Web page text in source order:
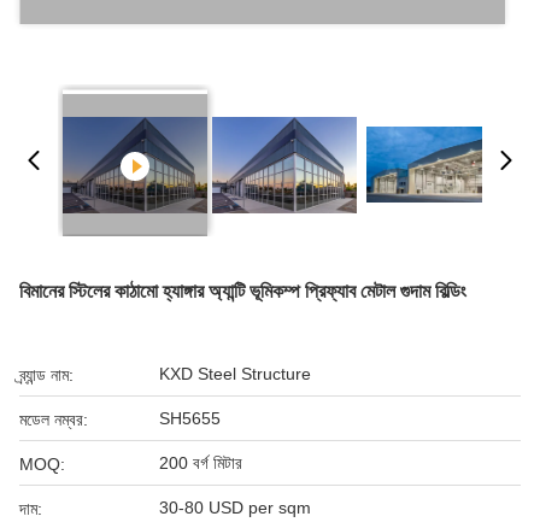
বিমানের স্টিলের কাঠামো হ্যাঙ্গার অ্যান্টি ভূমিকম্প প্রিফ্যাব মেটাল গুদাম বিল্ডিং
ব্র্যান্ড নাম: KXD Steel Structure
মডেল নম্বর: SH5655
MOQ: 200 বর্গ মিটার
দাম: 30-80 USD per sqm